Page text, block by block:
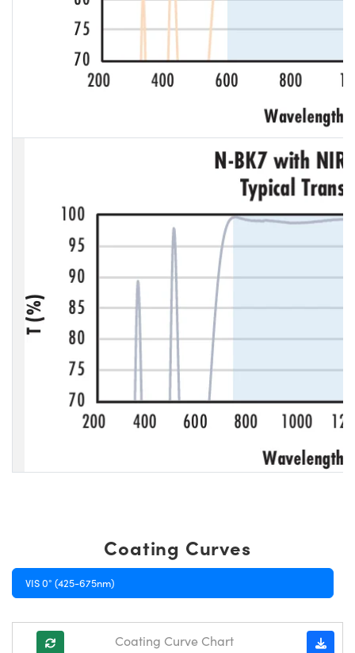
Coating Curves
VIS 0° (425-675nm)
Coating Curve Chart